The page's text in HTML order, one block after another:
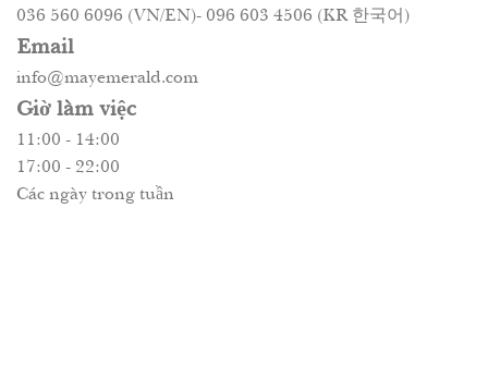
036 560 6096 (VN/EN)- 096 603 4506 (KR 한국어)
Email
info@mayemerald.com
Giờ làm việc
11:00 - 14:00
17:00 - 22:00
Các ngày trong tuần